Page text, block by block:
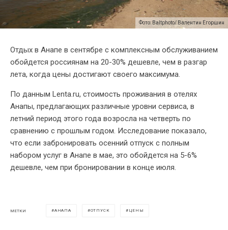
Фото: Baltphoto/ Валентин Егоршин
Отдых в Анапе в сентябре с комплексным обслуживанием
обойдется россиянам на 20-30% дешевле, чем в разгар
лета, когда цены достигают своего максимума.
По данным Lenta.ru, стоимость проживания в отелях
Анапы, предлагающих различные уровни сервиса, в
летний период этого года возросла на четверть по
сравнению с прошлым годом. Исследование показало,
что если забронировать осенний отпуск с полным
набором услуг в Анапе в мае, это обойдется на 5-6%
дешевле, чем при бронировании в конце июля.
МЕТКИ АНАПА ОТПУСК ЦЕНЫ